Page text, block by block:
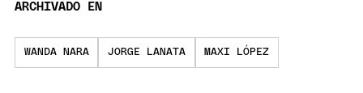
ARCHIVADO EN
WANDA NARA JORGE LANATA MAXI LÓPEZ